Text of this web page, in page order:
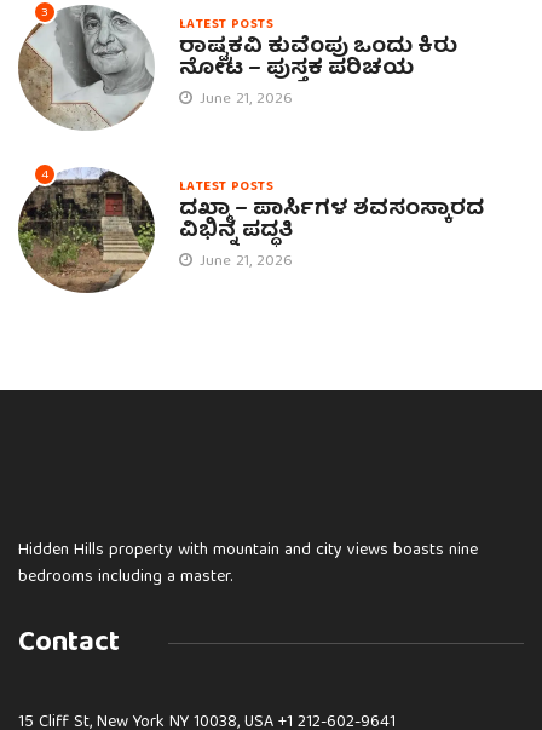
3 LATEST POSTS
ರಾಷ್ಟ್ರಕವಿ ಕುವೆಂಪು ಒಂದು ಕಿರು
ನೋಟ – ಪುಸ್ತಕ ಪರಿಚಯ
June 21, 2026
4 LATEST POSTS
ದಖ್ಮಾ – ಪಾರ್ಸಿಗಳ ಶವಸಂಸ್ಕಾರದ
ವಿಭಿನ್ನ ಪದ್ಧತಿ
June 21, 2026
Hidden Hills property with mountain and city views boasts nine
bedrooms including a master.
Contact
15 Cliff St, New York NY 10038, USA+1 212-602-9641